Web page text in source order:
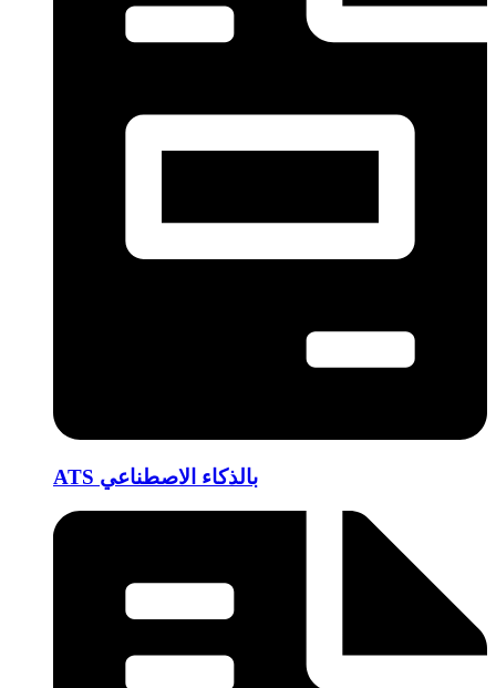
ATS بالذكاء الاصطناعي